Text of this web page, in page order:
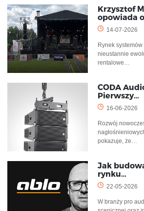
Krzysztof
opowiada
14-07-2026
Rynek
nieustannie
rentalowe…
CODA
Pierwszy…
16-06-2026
Rozwój
pokazuje, że…
Jak
rynku…
22-05-2026
W branży pro